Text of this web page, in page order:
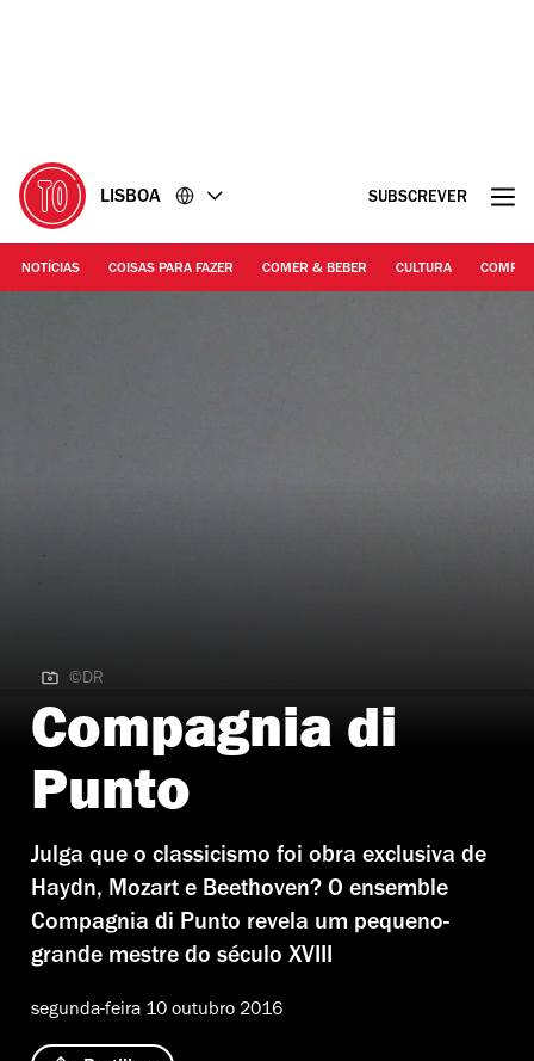
LISBOA SUBSCREVER
NOTÍCIAS COISAS PARA FAZER COMER & BEBER CULTURA
©DR | Trompa natural, construída por Raoux, Paris, 1797
©DR
Compagnia di
Punto
Julga que o classicismo foi obra exclusiva de
Haydn, Mozart e Beethoven? O ensemble
Compagnia di Punto revela um pequeno-
grande mestre do século XVIII
segunda-feira 10 outubro 2016